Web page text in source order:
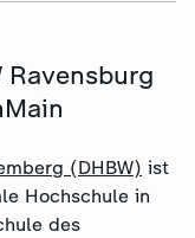
Ravensburg
(DHBW) ist
Hochschule in
des